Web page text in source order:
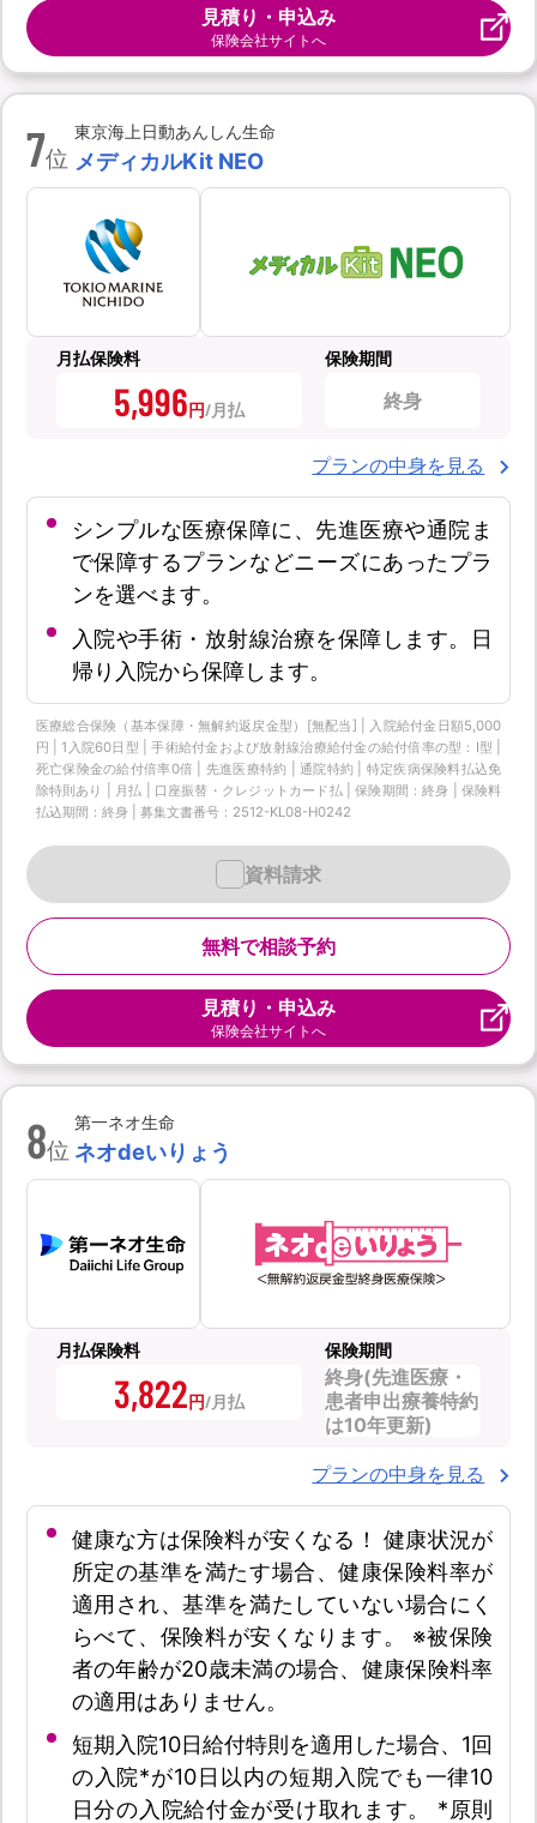
見積り・申込み
保険会社サイトへ
7位
東京海上日動あんしん生命
メディカルKit NEO
月払保険料
5,996円
保険期間
終身
プランの中身を見る
シンプルな医療保障に、先進医療や通院ま
で保障するプランなどニーズにあったプラ
ンを選べます。
入院や手術・放射線治療を保障します。日
帰り入院から保障します。
医療総合保険（基本保障・無解約返戻金型）[無配当] | 入院給付金日額5,000
円 | 1入院60日型 | 手術給付金および放射線治療給付金の給付倍率の型：I型 |
死亡保険金の給付倍率0倍 | 先進医療特約 | 通院特約 | 特定疾病保険料払込免
除特則あり | 月払 | 口座振替・クレジットカード払 | 保険期間：終身 | 保険料
払込期間：終身 | 募集文書番号：2512-KL08-H0242
無料で相談予約
資料請求
見積り・申込み
保険会社サイトへ
8位
第一ネオ生命
ネオdeいりょう
月払保険料
3,822円
保険期間
終身(先進医療・
患者申出療養特約
は10年更新)
プランの中身を見る
健康な方は保険料が安くなる！ 健康状況が
所定の基準を満たす場合、健康保険料率が
適用され、基準を満たしていない場合にく
らべて、保険料が安くなります。 ※被保険
者の年齢が20歳未満の場合、健康保険料率
の適用はありません。
短期入院10日給付特則を適用した場合、1回
の入院*が10日以内の短期入院でも一律10
日分の入院給付金が受け取れます。 *原則